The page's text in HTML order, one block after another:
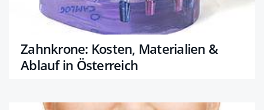
Zahnkrone: Kosten, Materialien &
Ablauf in Österreich